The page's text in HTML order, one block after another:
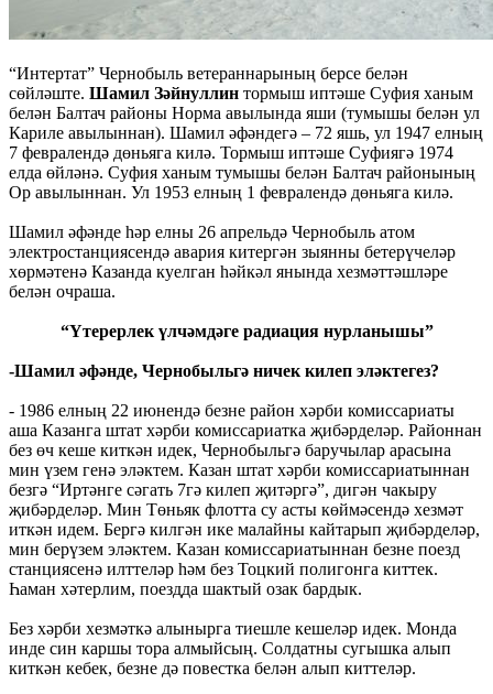
“Интертат” Чернобыль ветераннарының берсе белән
сөйләште. Шамил Зәйнуллин тормыш иптәше Суфия ханым
белән Балтач районы Норма авылында яши (тумышы белән ул
Кариле авылыннан). Шамил әфәндегә – 72 яшь, ул 1947 елның
7 февралендә дөньяга килә. Тормыш иптәше Суфиягә 1974
елда өйләнә. Суфия ханым тумышы белән Балтач районының
Ор авылыннан. Ул 1953 елның 1 февралендә дөньяга килә.
Шамил әфәнде һәр елны 26 апрельдә Чернобыль атом
электростанциясендә авария китергән зыянны бетерүчеләр
хөрмәтенә Казанда куелган һәйкәл янында хезмәттәшләре
белән очраша.
“Үтерерлек үлчәмдәге радиация нурланышы”
-Шамил әфәнде, Чернобыльгә ничек килеп эләктегез?
- 1986 елның 22 июнендә безне район хәрби комиссариаты
аша Казанга штат хәрби комиссариатка җибәрделәр. Районнан
без өч кеше киткән идек, Чернобыльгә баручылар арасына
мин үзем генә эләктем. Казан штат хәрби комиссариатыннан
безгә “Иртәнге сәгать 7гә килеп җитәргә”, дигән чакыру
җибәрделәр. Мин Төньяк флотта су асты көймәсендә хезмәт
иткән идем. Бергә килгән ике малайны кайтарып җибәрделәр,
мин берүзем эләктем. Казан комиссариатыннан безне поезд
станциясенә илттеләр һәм без Тоцкий полигонга киттек.
Һаман хәтерлим, поездда шактый озак бардык.
Без хәрби хезмәткә алынырга тиешле кешеләр идек. Монда
инде син каршы тора алмыйсың. Солдатны сугышка алып
киткән кебек, безне дә повестка белән алып киттеләр.